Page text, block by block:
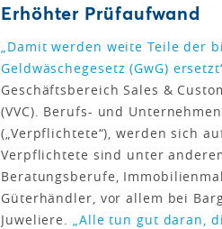
Erhöhter Prüfaufwand
„Damit werden weite Teile der
Geldwäschegesetz (GwG)
Geschäftsbereich Sales &
(VVC). Berufs- und
(„Verpflichtete“), werden sich
Verpflichtete sind unter
Beratungsberufe,
Güterhändler, vor allem bei
Juweliere. „Alle tun gut daran,